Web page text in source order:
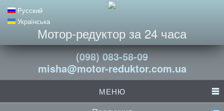
Русский
Українська
Мотор-редуктор за 24 часа
(098) 083-58-09
misha@motor-reduktor.com.ua
МЕНЮ